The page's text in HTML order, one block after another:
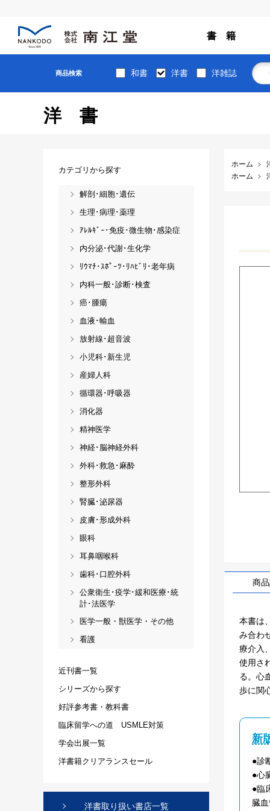
書 籍
商品検索 和書 洋書 洋雑誌
洋書
ホーム
ホーム
商
本書は
み合わ
療介入
使用さ
る。心
歩に関
新
●診
●心
●臨
臓
カテゴリから探す
解剖･細胞･遺伝
生理･病理･薬理
ｱﾚﾙｷﾞｰ･免疫･微生物･感染症
内分泌･代謝･生化学
ﾘｳﾏﾁ･ｽﾎﾟｰﾂ･ﾘﾊﾋﾞﾘ･老年病
内科一般･診断･検査
癌･腫瘍
血液･輸血
放射線･超音波
小児科･新生児
産婦人科
循環器･呼吸器
消化器
精神医学
神経･脳神経外科
外科･救急･麻酔
整形外科
腎臓･泌尿器
皮膚･形成外科
眼科
耳鼻咽喉科
歯科･口腔外科
公衆衛生･疫学･緩和医療･統
計･法医学
医学一般・獣医学・その他
看護
近刊書一覧
シリーズから探す
好評参考書・教科書
臨床留学への道 USMLE対策
学会出展一覧
洋書籍クリアランスセール
洋書取り扱い書店一覧